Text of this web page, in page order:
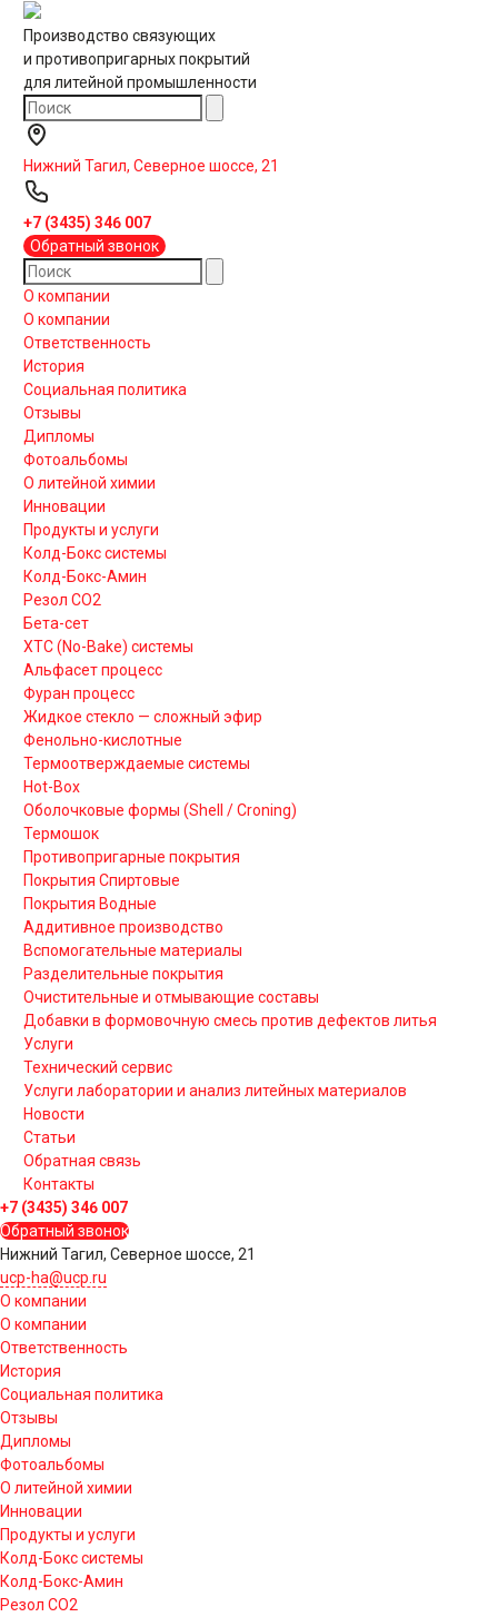
Производство связующих
и противопригарных покрытий
для литейной промышленности
Нижний Тагил, Северное шоссе, 21
+7 (3435) 346 007
Обратный звонок
О компании
О компании
Ответственность
История
Социальная политика
Отзывы
Дипломы
Фотоальбомы
О литейной химии
Инновации
Продукты и услуги
Колд-Бокс системы
Колд-Бокс-Амин
Резол СО2
Бета-сет
ХТС (No-Bake) системы
Альфасет процесс
Фуран процесс
Жидкое стекло — сложный эфир
Фенольно-кислотные
Термоотверждаемые системы
Hot-Box
Оболочковые формы (Shell / Croning)
Термошок
Противопригарные покрытия
Покрытия Спиртовые
Покрытия Водные
Аддитивное производство
Вспомогательные материалы
Разделительные покрытия
Очистительные и отмывающие составы
Добавки в формовочную смесь против дефектов литья
Услуги
Технический сервис
Услуги лаборатории и анализ литейных материалов
Новости
Статьи
Обратная связь
Контакты
+7 (3435) 346 007
Обратный звонок
Нижний Тагил, Северное шоссе, 21
ucp-ha@ucp.ru
О компании
О компании
Ответственность
История
Социальная политика
Отзывы
Дипломы
Фотоальбомы
О литейной химии
Инновации
Продукты и услуги
Колд-Бокс системы
Колд-Бокс-Амин
Резол СО2